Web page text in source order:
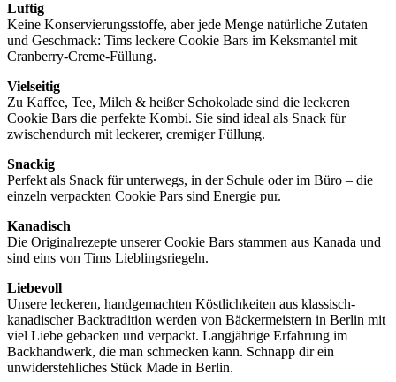
Luftig
Keine Konservierungsstoffe, aber jede Menge natürliche Zutaten
und Geschmack: Tims leckere Cookie Bars im Keksmantel mit
Cranberry-Creme-Füllung.
Vielseitig
Zu Kaffee, Tee, Milch & heißer Schokolade sind die leckeren
Cookie Bars die perfekte Kombi. Sie sind ideal als Snack für
zwischendurch mit leckerer, cremiger Füllung.
Snackig
Perfekt als Snack für unterwegs, in der Schule oder im Büro – die
einzeln verpackten Cookie Pars sind Energie pur.
Kanadisch
Die Originalrezepte unserer Cookie Bars stammen aus Kanada und
sind eins von Tims Lieblingsriegeln.
Liebevoll
Unsere leckeren, handgemachten Köstlichkeiten aus klassisch-
kanadischer Backtradition werden von Bäckermeistern in Berlin mit
viel Liebe gebacken und verpackt. Langjährige Erfahrung im
Backhandwerk, die man schmecken kann. Schnapp dir ein
unwiderstehliches Stück Made in Berlin.